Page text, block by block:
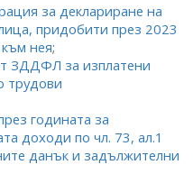
за деклариране на
придобити през 2023
нея;
ЗДДФЛ за изплатени
трудови
годината за
доходи по чл. 73, ал.1
данък и задължителни